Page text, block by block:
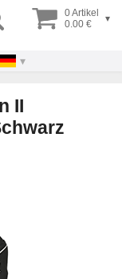
0 Artikel
0.00 €
▾
II